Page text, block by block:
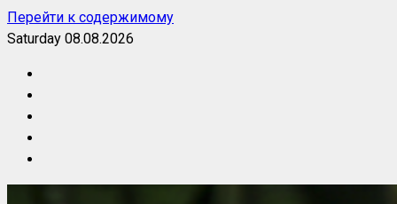
Перейти к содержимому
Saturday 08.08.2026